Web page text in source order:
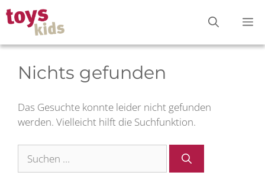
Zum
Inhalt
springen
Nichts gefunden
Das Gesuchte konnte leider nicht gefunden
werden. Vielleicht hilft die Suchfunktion.
Suchen
nach: